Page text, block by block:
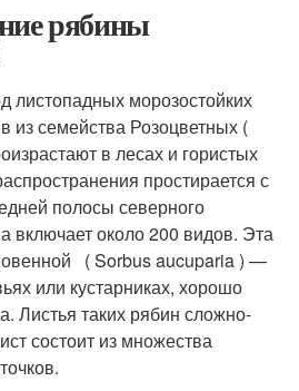
рябины
листопадных морозостойких
из семейства Розоцветных (
в лесах и гористых
простирается с
полосы северного
включает около 200 видов. Эта
( Sorbus aucuparia ) —
или кустарниках, хорошо
Листья таких рябин сложно-
состоит из множества